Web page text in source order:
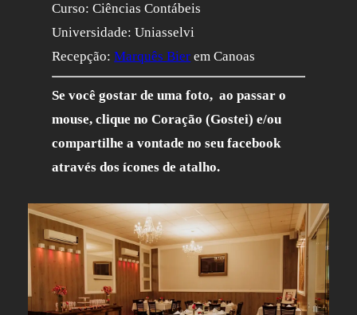
Curso: Ciências Contábeis
Universidade: Uniasselvi
Recepção:Marquês Bier em Canoas
Se você gostar de uma foto, ao passar o
mouse, clique no Coração (Gostei) e/ou
compartilhe a vontade no seu facebook
através dos ícones de atalho.